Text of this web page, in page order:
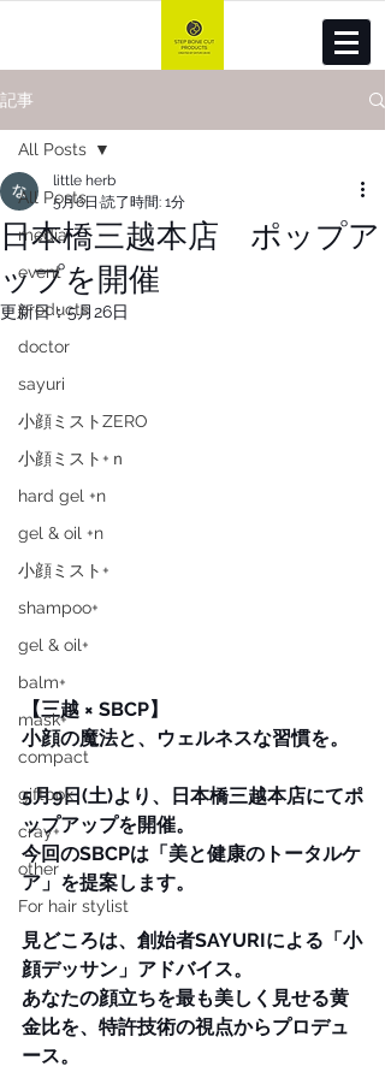
記事
All Posts
media
event
products
doctor
sayuri
小顔ミストZERO
小顔ミスト+ｎ
hard gel +n
gel & oil +n
小顔ミスト+
shampoo+
gel & oil+
balm+
mask+
compact
giftbox
cray+
other
For hair stylist
All Posts
日本橋三越本店 ポップア
ップを開催
little herb
5月6日 読了時間: 1分
更新日：5月26日
【三越 × SBCP】
小顔の魔法と、ウェルネスな習慣を。
5月9日(土)より、日本橋三越本店にてポ
ップアップを開催。
今回のSBCPは「美と健康のトータルケ
ア」を提案します。
見どころは、創始者SAYURIによる「小
顔デッサン」アドバイス。
あなたの顔立ちを最も美しく見せる黄
金比を、特許技術の視点からプロデュ
ース。